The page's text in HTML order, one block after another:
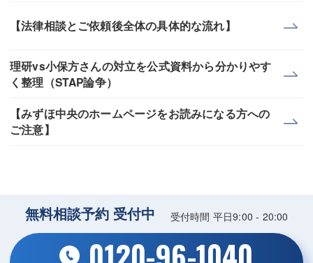
【法律相談とご依頼後全体の具体的な流れ】
理研vs小保方さんの対立を公式資料から分かりやす
く整理（STAP論争）
【みずほ中央のホームページをお読みになる方への
ご注意】
無料相談予約 受付中 受付時間 平日9:00 - 20:00